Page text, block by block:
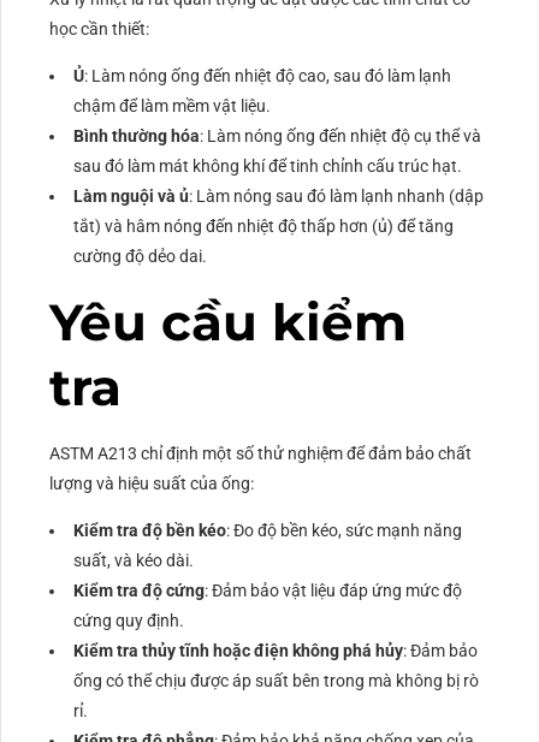
học cần thiết:
Ủ: Làm nóng ống đến nhiệt độ cao, sau đó làm lạnh
chậm để làm mềm vật liệu.
Bình thường hóa: Làm nóng ống đến nhiệt độ cụ thể và
sau đó làm mát không khí để tinh chỉnh cấu trúc hạt.
Làm nguội và ủ: Làm nóng sau đó làm lạnh nhanh (dập
tắt) và hâm nóng đến nhiệt độ thấp hơn (ủ) để tăng
cường độ dẻo dai.
Yêu cầu kiểm
tra
ASTM A213 chỉ định một số thử nghiệm để đảm bảo chất
lượng và hiệu suất của ống:
Kiểm tra độ bền kéo: Đo độ bền kéo, sức mạnh năng
suất, và kéo dài.
Kiểm tra độ cứng: Đảm bảo vật liệu đáp ứng mức độ
cứng quy định.
Kiểm tra thủy tĩnh hoặc điện không phá hủy: Đảm bảo
ống có thể chịu được áp suất bên trong mà không bị rò
rỉ.